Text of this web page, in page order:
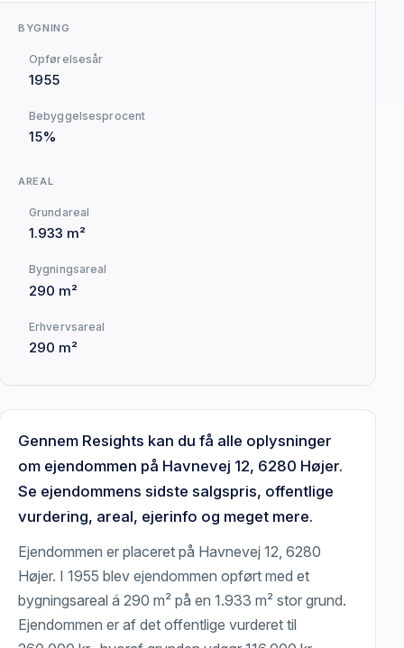
BYGNING
Opførelsesår
1955
Bebyggelsesprocent
15%
AREAL
Grundareal
1.933 m²
Bygningsareal
290 m²
Erhvervsareal
290 m²
Gennem Resights kan du få alle oplysninger
om ejendommen på Havnevej 12, 6280 Højer.
Se ejendommens sidste salgspris, offentlige
vurdering, areal, ejerinfo og meget mere.
Ejendommen er placeret på Havnevej 12, 6280
Højer. I 1955 blev ejendommen opført med et
bygningsareal á 290 m² på en 1.933 m² stor grund.
Ejendommen er af det offentlige vurderet til